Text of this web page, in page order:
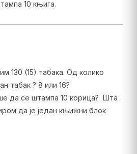
10 књига.
130 (15) табака. Од колико
табак ? 8 или 16?
да се штампа 10 корица? Шта
да је један књижни блок